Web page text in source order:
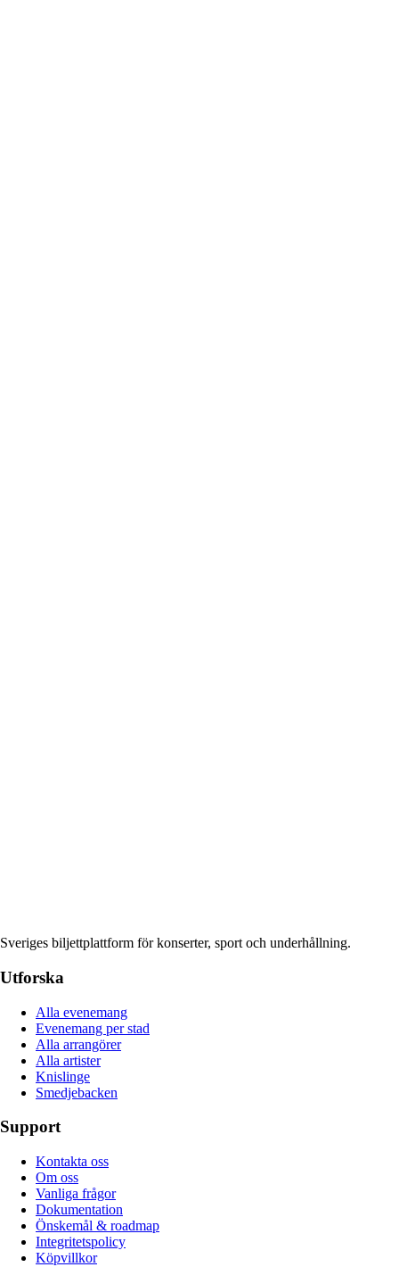
Sveriges biljettplattform för konserter, sport och underhållning.
Utforska
Alla evenemang
Evenemang per stad
Alla arrangörer
Alla artister
Knislinge
Smedjebacken
Support
Kontakta oss
Om oss
Vanliga frågor
Dokumentation
Önskemål & roadmap
Integritetspolicy
Köpvillkor